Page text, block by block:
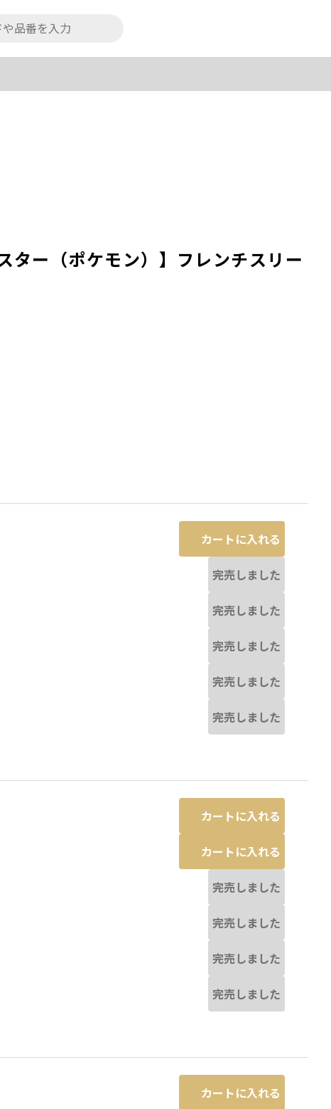
(チャコールグレイ):ソウブレイズ
ター（ポケモン）】フレンチスリー
カートに入れる
完売しました
完売しました
完売しました
完売しました
完売しました
カートに入れる
カートに入れる
完売しました
完売しました
完売しました
完売しました
カートに入れる